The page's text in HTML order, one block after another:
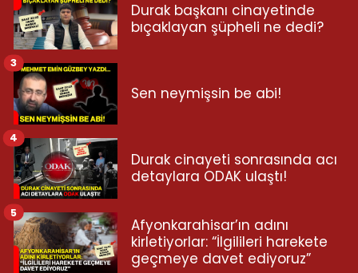
Durak başkanı cinayetinde
bıçaklayan şüpheli ne dedi?
Sen neymişsin be abi!
3
Durak cinayeti sonrasında acı
detaylara ODAK ulaştı!
4
Afyonkarahisar’ın adını
kirletiyorlar: “İlgilileri harekete
geçmeye davet ediyoruz”
5